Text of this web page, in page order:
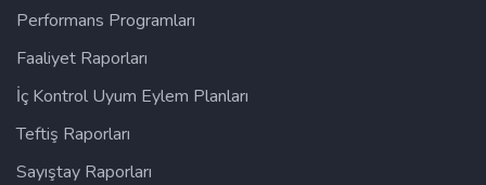
Performans Programları
Faaliyet Raporları
İç Kontrol Uyum Eylem Planları
Teftiş Raporları
Sayıştay Raporları